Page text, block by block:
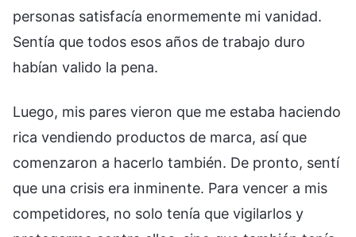
personas satisfacía enormemente mi vanidad.
Sentía que todos esos años de trabajo duro
habían valido la pena.
Luego, mis pares vieron que me estaba haciendo
rica vendiendo productos de marca, así que
comenzaron a hacerlo también. De pronto, sentí
que una crisis era inminente. Para vencer a mis
competidores, no solo tenía que vigilarlos y